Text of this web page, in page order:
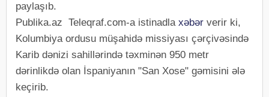
paylaşıb.
Publika.az Teleqraf.com-a istinadla xəbər verir ki,
Kolumbiya ordusu müşahidə missiyası çərçivəsində
Karib dənizi sahillərində təxminən 950 metr
dərinlikdə olan İspaniyanın "San Xose" gəmisini ələ
keçirib.